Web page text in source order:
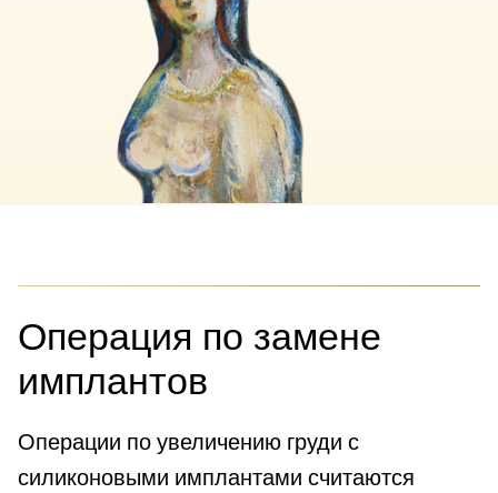
Операция по замене
имплантов
Операции по увеличению груди с
силиконовыми имплантами считаются